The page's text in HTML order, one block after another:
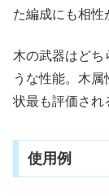
た編成にも相性
木の武器はどち
うな性能。木
状最も評価され
使用例